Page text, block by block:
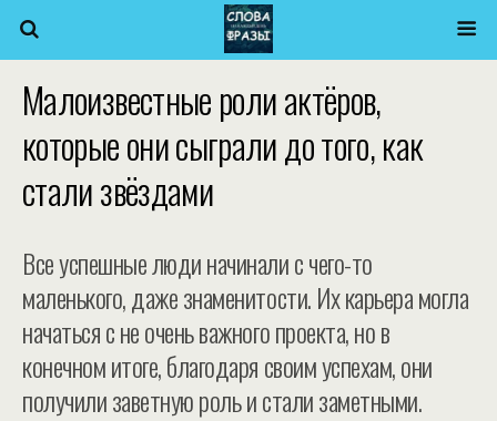
Малоизвестные роли актёров,
которые они сыграли до того, как
стали звёздами
Все успешные люди начинали с чего-то
маленького, даже знаменитости. Их карьера могла
начаться с не очень важного проекта, но в
конечном итоге, благодаря своим успехам, они
получили заветную роль и стали заметными.